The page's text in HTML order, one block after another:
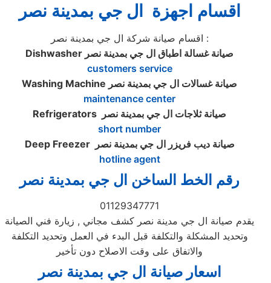
اقسام اجهزة ال جي بمدينة نصر
اقسام صيانة شركة ال جي بمدينة نصر :
Dishwasher صيانة غسالة اطباق ال جي بمدينة نصر
customers service
Washing Machine صيانة غسالات ال جي بمدينة نصر
maintenance center
Refrigerators صيانة ثلاجات ال جي بمدينة نصر
short number
Deep Freezer صيانة ديب فريزر ال جي بمدينة نصر
hotline agent
رقم الخط الساخن ال جي بمدينة نصر
01129347771
يقدم صيانة ال جي مدينة نصر كشف مجاني , زيارة فني الصيانة
وتحديد المشكلة والتكلفة قبل البدء في العمل وتحديد التكلفة
والاتفاق على وقت الاصلاح دون تأخير
اسعار صيانة ال جي بمدينة نصر